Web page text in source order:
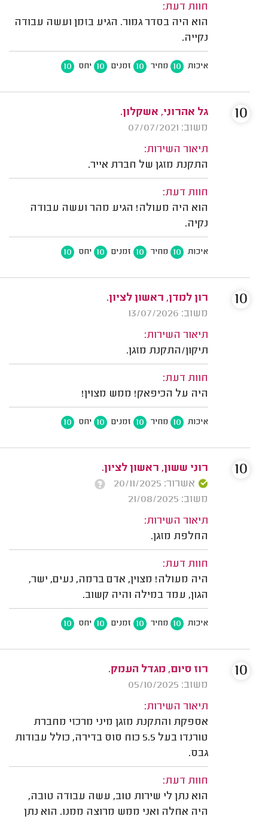
חוות דעת:
הוא היה בסדר גמור. הגיע בזמן ועשה עבודה
נקייה.
איכות 10 מחיר 10 זמנים 10 יחס 10
גל אהרוני, אשקלון.
משוב: 07/07/2021
תיאור השירות:
התקנת מזגן של חברת אייר.
חוות דעת:
הוא היה מעולה! הגיע מהר ועשה עבודה
נקיה.
איכות 10 מחיר 10 זמנים 10 יחס 10
10
רון למדן, ראשון לציון.
משוב: 13/07/2026
תיאור השירות:
תיקון/התקנת מזגן.
חוות דעת:
היה על הכיפאק! ממש מצוין!
איכות 10 מחיר 10 זמנים 10 יחס 10
10
רוני ששון, ראשון לציון.
אשרור: 20/11/2025
משוב: 21/08/2025
תיאור השירות:
החלפת מזגן.
חוות דעת:
היה מעולה! מצוין, אדם ברמה, נעים, ישר,
הגון, עמד במילה והיה קשוב.
איכות 10 מחיר 10 זמנים 10 יחס 10
10
רוז סיום, מגדל העמק.
משוב: 05/10/2025
תיאור השירות:
אספקת והתקנת מזגן מיני מרכזי מחברת
טורנדו בעל 5.5 כוח סוס בדירה, כולל עבודות
גבס.
חוות דעת:
הוא נתן לי שירות טוב, עשה עבודה טובה,
היה אחלה ואני ממש מרוצה ממנו. הוא נתן
10